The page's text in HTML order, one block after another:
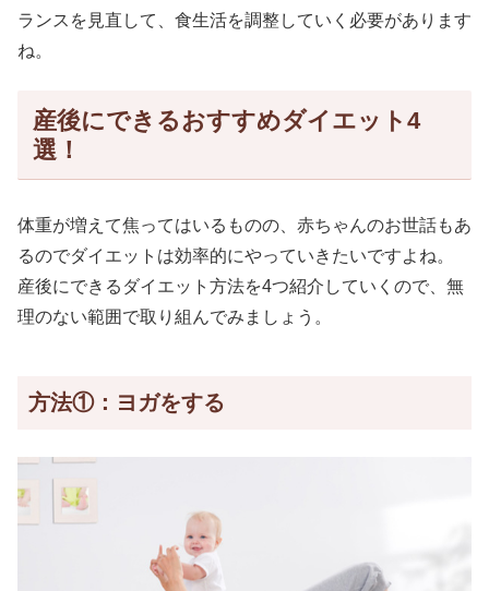
ランスを見直して、食生活を調整していく必要があります
ね。
産後にできるおすすめダイエット4
選！
体重が増えて焦ってはいるものの、赤ちゃんのお世話もあ
るのでダイエットは効率的にやっていきたいですよね。
産後にできるダイエット方法を4つ紹介していくので、無
理のない範囲で取り組んでみましょう。
方法①：ヨガをする